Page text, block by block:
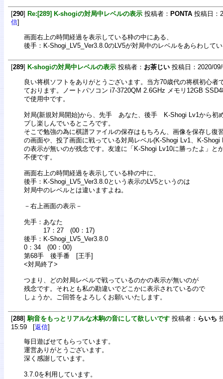
[290] Re:[289] K-shogiの対局中レベルの表示 投稿者： PONTA 投稿日：
信]
画面右上の時間経過を表示している枠の中にある、
後手：K-Shogi_LV5_Ver3.8.0のLV5が対局中のレベルをあらわして
[289] K-shogiの対局中レベルの表示 投稿者： お茶じい 投稿日：2020/
良い将棋ソフトをありがとうございます。当方70歳代の将棋初心者
ております。ノートパソコン i7-3720QM 2.6GHz メモリ12GB
で使用中です。
対局(新規対局開始)から、先手 あなた、後手 K-Shogi Lv1から初
プし楽しんでいるところです。
そこで勉強の為に棋譜ファイルの保存はもちろん、画像を保存し復
の画面や、投了画面に戦っている対局レベル(K-Shogi Lv1、K-Shogi
の表示が無いのが残念です。友達に「K-Shogi Lv10に勝ったよ」と
不便です。
画面右上の時間経過を表示している枠の中に、
後手：K-Shogi_LV5_Ver3.8.0という表示のLV5というのは
対局中のレベルとは違いますよね。
－右上画面の表示－
先手：あなた
17：27 (00：17)
後手：K-Shogi_LV5_Ver3.8.0
0：34 (00：00)
第68手 後手番 [王手]
<対局終了>
つまり、どの対局レベルで戦っているのかの表示が無いのが
残念です。それとも私の勘違いでどこかに表示されているので
しょうか。ご回答をよろしくお願いいたします。
[288] 駒音をもっとリアルな木駒の音にして欲しいです 投稿者： らいち
15:59 [返信]
毎日遊ばせてもらっています。
運営ありがとうございます。
深く感謝しています。
3.7.0を利用しています。